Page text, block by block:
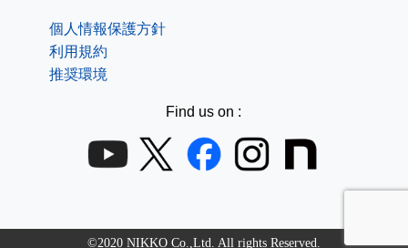
個人情報保護方針
利用規約
推奨環境
Find us on :
©2020 NIKKO Co.,Ltd. All rights Reserved.